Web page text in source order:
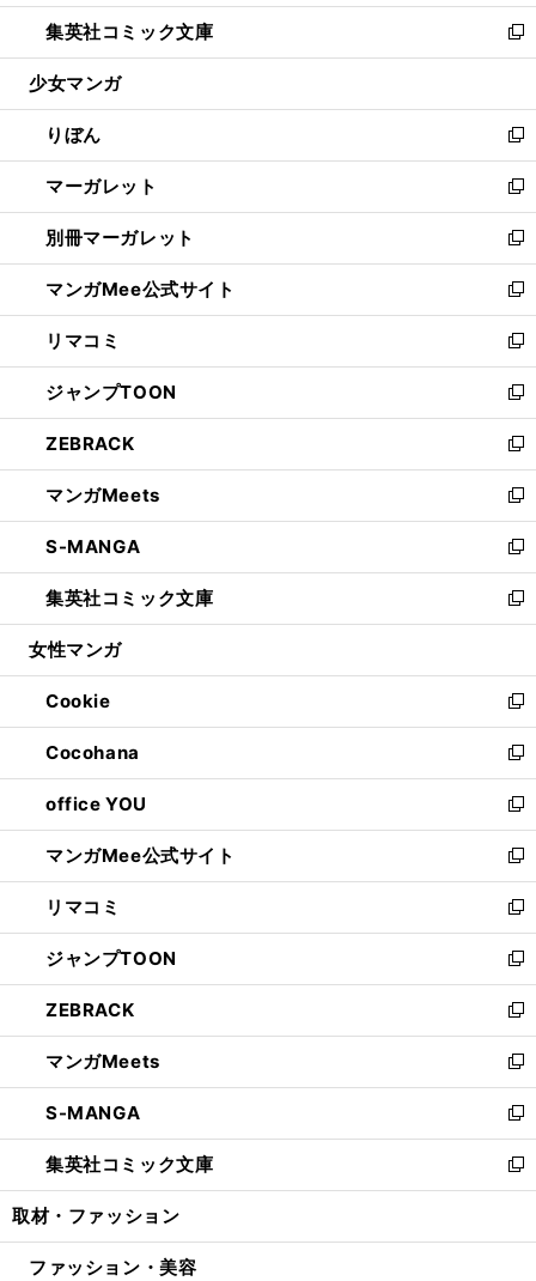
開
く
ウ
で
開
ン
ド
ウ
開
く
ウ
ィ
ン
ウ
で
開
く
し
い
ウ
ン
ド
ウ
で
開
く
集英社コミック文庫
新
し
ウ
ィ
ン
ド
ウ
で
開
く
少女マンガ
りぼん
新
し
い
ウ
ィ
ン
ド
ウ
で
開
く
マーガレット
新
し
い
ウ
ィ
ン
ド
ウ
で
開
く
別冊マーガレット
新
し
い
ウ
ィ
ン
ド
ウ
で
開
く
マンガMee公式サイト
新
し
い
ウ
ィ
ン
ド
ウ
で
開
く
リマコミ
新
し
い
ウ
ィ
ン
ド
ウ
で
開
く
ジャンプTOON
新
し
い
ウ
ィ
ン
ド
ウ
で
開
ZEBRACK
新
し
い
ウ
ィ
ン
ド
ウ
開
く
マンガMeets
新
し
い
ウ
ィ
ン
ウ
で
開
く
S-MANGA
新
し
い
ウ
ン
ド
ウ
で
開
く
集英社コミック文庫
新
し
ウ
ィ
ン
ド
ウ
で
開
く
女性マンガ
Cookie
新
し
い
ウ
ィ
ン
ド
ウ
で
開
く
Cocohana
新
し
い
ウ
ィ
ン
ド
ウ
で
開
く
office YOU
新
し
い
ウ
ィ
ン
ド
ウ
で
開
く
マンガMee公式サイト
新
し
い
ウ
ィ
ン
ド
ウ
で
開
く
リマコミ
新
し
い
ウ
ィ
ン
ド
ウ
で
開
く
ジャンプTOON
新
し
い
ウ
ィ
ン
ド
ウ
で
開
ZEBRACK
新
し
い
ウ
ィ
ン
ド
ウ
開
マンガMeets
新
し
い
ウ
ィ
ン
ウ
S-MANGA
新
し
い
ウ
ン
集英社コミック文庫
新
し
ウ
取材・ファッション
ファッション・美容